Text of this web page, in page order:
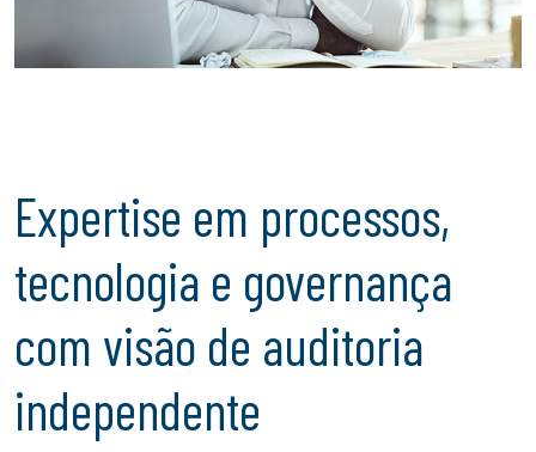
Expertise em processos,
tecnologia e governança
com visão de auditoria
independente